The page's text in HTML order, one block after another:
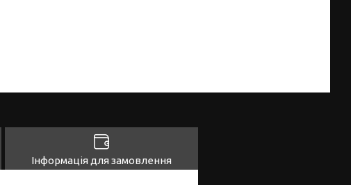
Інформація для замовлення